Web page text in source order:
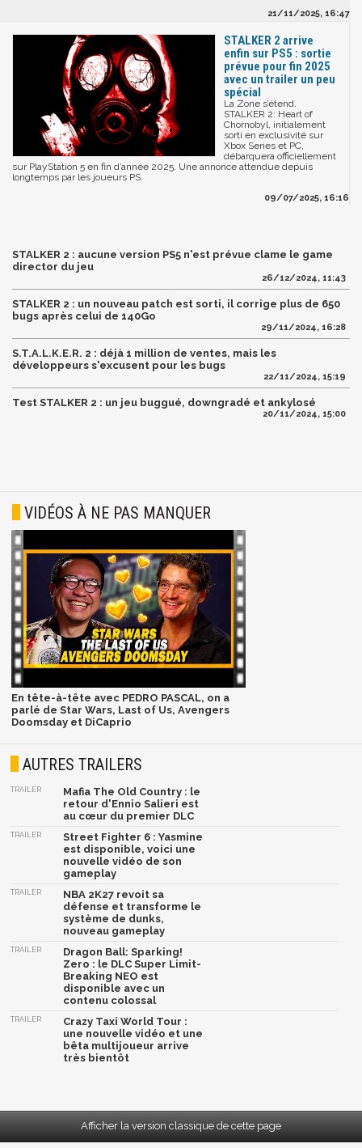
21/11/2025, 16:47
STALKER 2 arrive
enfin sur PS5 : sortie
prévue pour fin 2025
avec un trailer un peu
spécial
La Zone s’étend.
STALKER 2: Heart of
Chornobyl, initialement
sorti en exclusivité sur
Xbox Series et PC,
débarquera officiellement
sur PlayStation 5 en fin d’année 2025. Une annonce attendue depuis
longtemps par les joueurs PS.
09/07/2025, 16:16
STALKER 2 : aucune version PS5 n'est prévue clame le game
director du jeu
26/12/2024, 11:43
STALKER 2 : un nouveau patch est sorti, il corrige plus de 650
bugs après celui de 140Go
29/11/2024, 16:28
S.T.A.L.K.E.R. 2 : déjà 1 million de ventes, mais les
développeurs s'excusent pour les bugs
22/11/2024, 15:19
Test STALKER 2 : un jeu buggué, downgradé et ankylosé
20/11/2024, 15:00
VIDÉOS À NE PAS MANQUER
En tête-à-tête avec PEDRO PASCAL, on a
parlé de Star Wars, Last of Us, Avengers
Doomsday et DiCaprio
AUTRES TRAILERS
TRAILER
Mafia The Old Country : le
retour d'Ennio Salieri est
au cœur du premier DLC
TRAILER
Street Fighter 6 : Yasmine
est disponible, voici une
nouvelle vidéo de son
gameplay
TRAILER
NBA 2K27 revoit sa
défense et transforme le
système de dunks,
nouveau gameplay
TRAILER
Dragon Ball: Sparking!
Zero : le DLC Super Limit-
Breaking NEO est
disponible avec un
contenu colossal
TRAILER
Crazy Taxi World Tour :
une nouvelle vidéo et une
bêta multijoueur arrive
très bientôt
Afficher la version classique de cette page